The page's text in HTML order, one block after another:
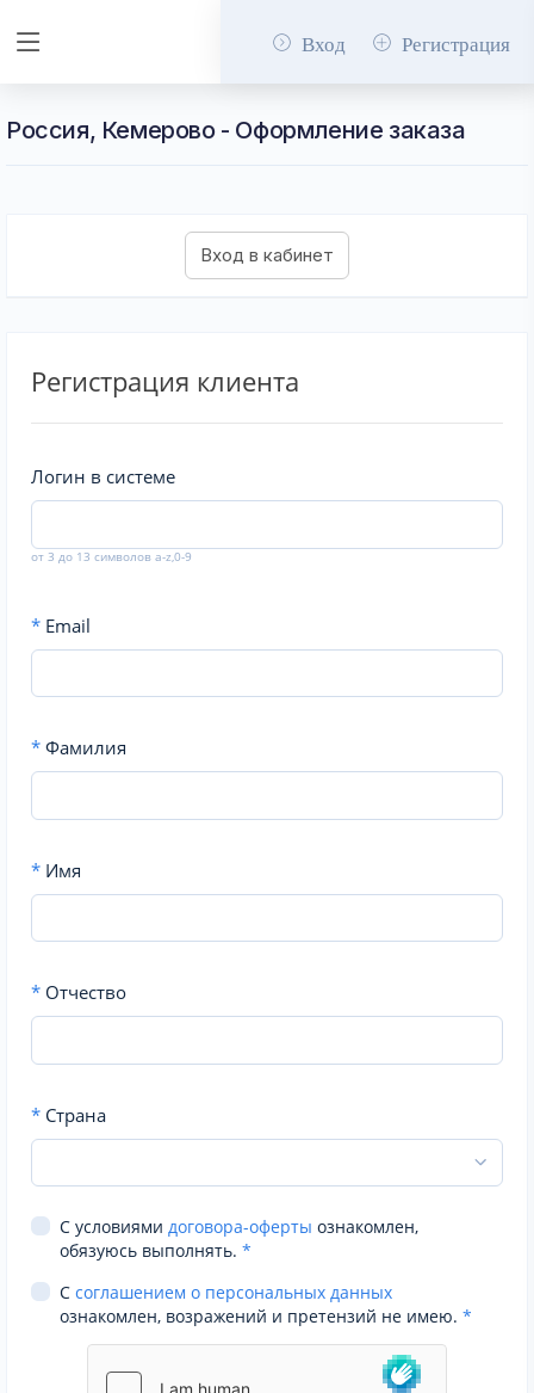
Вход Регистрация
Россия, Кемерово - Оформление заказа
Регистрация клиента
Логин в системе
от 3 до 13 символов a-z,0-9
* Email
* Фамилия
* Имя
* Отчество
* Страна
С условиями договора-оферты ознакомлен,
обязуюсь выполнять. *
С соглашением о персональных данных
ознакомлен, возражений и претензий не имею. *